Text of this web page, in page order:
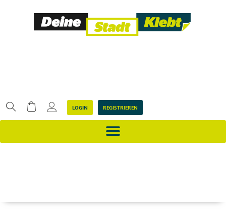
LOGIN REGISTRIEREN